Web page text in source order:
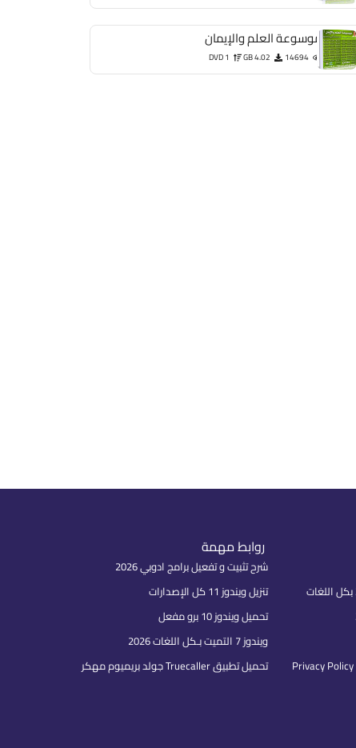
موسوعة العلم والإيمان
14694
4.02 GB
DVD 1
روابط مهمة
شرح تثبيت و تفعيل برامج ادوبي 2026
تنزيل ويندوز 11 كل الإصدارات
تحميل ويندوز 10 برو مفعل
ويندوز 7 التميت بـكل اللغات 2026
تحميل تطبيق Truecaller جولد بريميوم مهكر